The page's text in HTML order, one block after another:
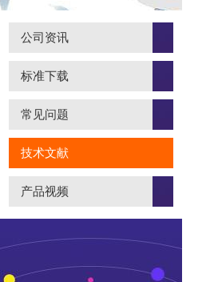
公司资讯
标准下载
常见问题
技术文献
产品视频